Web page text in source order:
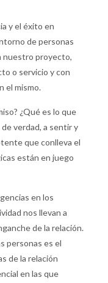
y el éxito en
de personas
nuestro proyecto,
o servicio y con
el mismo.
¿Qué es lo que
verdad, a sentir y
que conlleva el
están en juego
en los
nos llevan a
de la relación.
personas es el
de la relación
en las que